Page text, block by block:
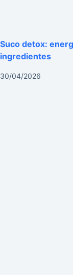
Suco detox:
ingredientes
30/04/2026